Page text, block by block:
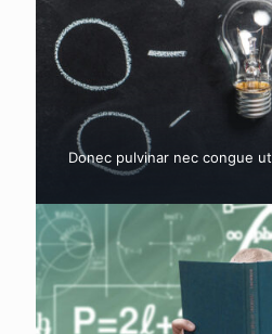
Donec pulvinar nec congue ut